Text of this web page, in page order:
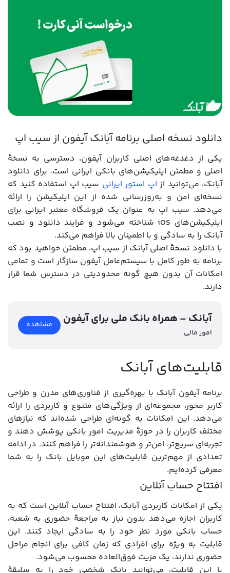
دانلود نسخه اصلی برنامه آبانک آیفون از سیب اپ
یکی از دغدغه‌های اصلی کاربران آیفون، دسترسی به نسخهٔ
اصلی و مطمئن اپلیکیشن‌های بانکی ایرانی است. برای دانلود
آبانک، می‌توانید از اپ استور ایرانی سیب اپ استفاده کنید که
نسخه‌ای امن و به‌روزرسانی شده از این اپلیکیشن را ارائه
می‌دهد. سیب اپ به عنوان یک فروشگاه معتبر ایرانی برای
اپلیکیشن‌های iOS شناخته می‌شود و فرایند دانلود و نصب
آبانک را به سادگی و با اطمینان بالا فراهم می‌کند.
با دانلود نسخهٔ اصلی آبانک از سیب اپ، مطمئن خواهید بود که
برنامه به طور کامل با سیستم‌عامل آیفون سازگار است و تمامی
امکانات آن بدون هیچ گونه محدودیتی در دسترس شما قرار
دارند.
آبانک – همراه بانک ملی برای آیفون
امور مالی
مشاهده
قابلیت‌های آبانک
برنامه آیفون آبانک با بهره‌گیری از فناوری‌های مدرن و طراحی
کاربر محور، مجموعه‌ای از ویژگی‌های متنوع و کاربردی را ارائه
می‌دهد. این امکانات به گونه‌ای طراحی شده‌اند که نیازهای
مختلف کاربران را در حوزۀ مدیریت امور بانکی پوشش دهند و
تجربه‌ای سریع‌تر، امن‌تر و هوشمندانه‌تر را فراهم کنند. در ادامه
تعدادی از مهم‌ترین قابلیت‌های این موبایل بانک را به شما
معرفی کرده‌ایم.
افتتاح حساب آنلاین
یکی از امکانات کاربردی آبانک، افتتاح حساب آنلاین است که به
کاربران اجازه می‌دهد بدون نیاز به مراجعۀ حضوری به شعبه،
حساب بانکی مورد نظر خود را به سادگی ایجاد کنند. این
قابلیت به ویژه برای افرادی که زمان کافی برای انجام مراحل
حضوری ندارند، یک مزیت فوق‌العاده محسوب می‌شود.
با این قابلیت، می‌توانید بانک شخصی خود را به سلیقهٔ